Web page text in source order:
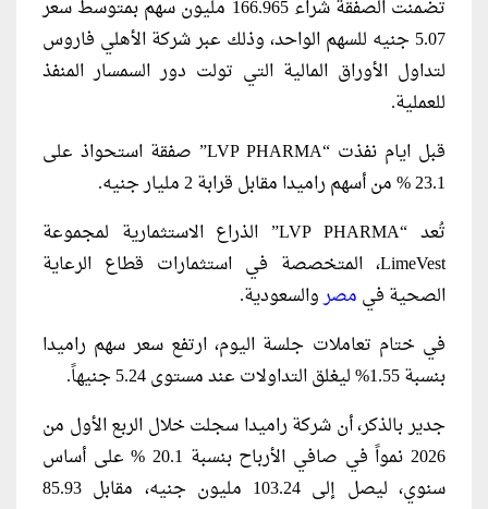
تضمنت الصفقة شراء 166.965 مليون سهم بمتوسط سعر
5.07 جنيه للسهم الواحد، وذلك عبر شركة الأهلي فاروس
لتداول الأوراق المالية التي تولت دور السمسار المنفذ
للعملية.
قبل ايام نفذت “LVP PHARMA” صفقة استحواذ على
23.1 % من أسهم راميدا مقابل قرابة 2 مليار جنيه.
تُعد “LVP PHARMA” الذراع الاستثمارية لمجموعة
LimeVest، المتخصصة في استثمارات قطاع الرعاية
الصحية في مصروالسعودية.
في ختام تعاملات جلسة اليوم، ارتفع سعر سهم راميدا
بنسبة 1.55% ليغلق التداولات عند مستوى 5.24 جنيهاً.
جدير بالذكر، أن شركة راميدا سجلت خلال الربع الأول من
2026 نمواً في صافي الأرباح بنسبة 20.1 % على أساس
سنوي، ليصل إلى 103.24 مليون جنيه، مقابل 85.93